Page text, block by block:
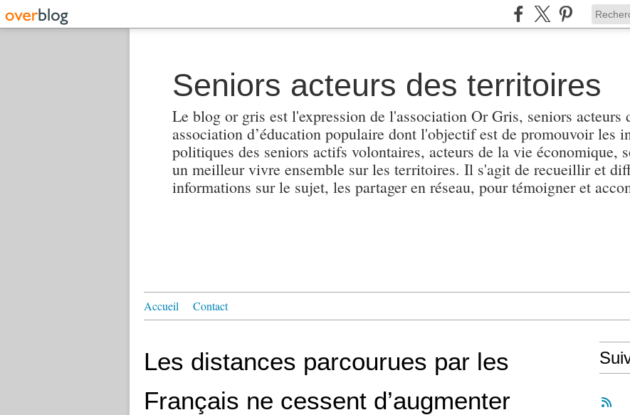
Seniors acteurs des territoires
Le blog or gris est l'expression de l'association Or Gris, seniors acteurs
association d’éducation populaire dont l'objectif est de promouvoir les
politiques des seniors actifs volontaires, acteurs de la vie économique,
un meilleur vivre ensemble sur les territoires. Il s'agit de recueillir et
informations sur le sujet, les partager en réseau, pour témoigner et
Accueil Contact
Les distances parcourues par les
Français ne cessent d’augmenter